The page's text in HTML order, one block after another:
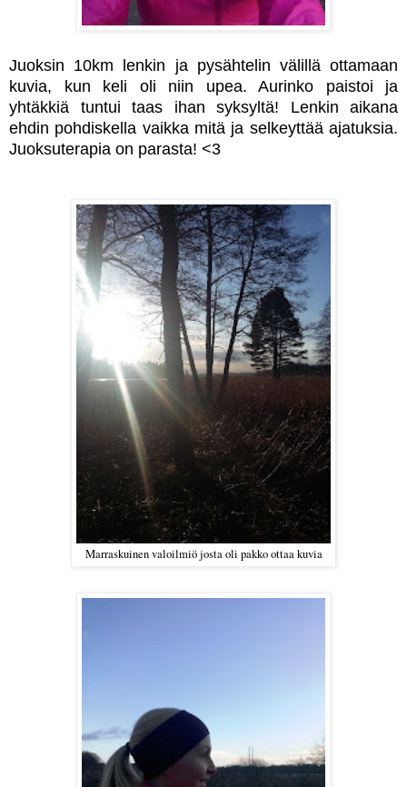
Juoksin 10km lenkin ja pysähtelin välillä ottamaan
kuvia, kun keli oli niin upea. Aurinko paistoi ja
yhtäkkiä tuntui taas ihan syksyltä! Lenkin aikana
ehdin pohdiskella vaikka mitä ja selkeyttää ajatuksia.
Juoksuterapia on parasta! <3
Marraskuinen valoilmiö josta oli pakko ottaa kuvia